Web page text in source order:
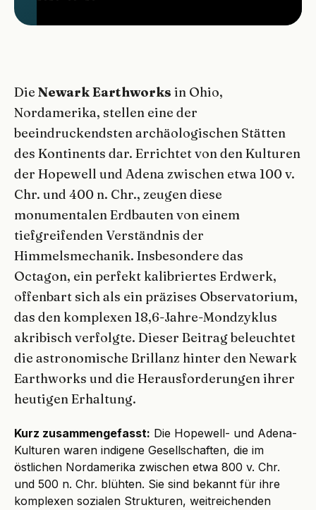
Die Newark Earthworks in Ohio,
Nordamerika, stellen eine der
beeindruckendsten archäologischen Stätten
des Kontinents dar. Errichtet von den Kulturen
der Hopewell und Adena zwischen etwa 100 v.
Chr. und 400 n. Chr., zeugen diese
monumentalen Erdbauten von einem
tiefgreifenden Verständnis der
Himmelsmechanik. Insbesondere das
Octagon, ein perfekt kalibriertes Erdwerk,
offenbart sich als ein präzises Observatorium,
das den komplexen 18,6-Jahre-Mondzyklus
akribisch verfolgte. Dieser Beitrag beleuchtet
die astronomische Brillanz hinter den Newark
Earthworks und die Herausforderungen ihrer
heutigen Erhaltung.
Kurz zusammengefasst: Die Hopewell- und Adena-
Kulturen waren indigene Gesellschaften, die im
östlichen Nordamerika zwischen etwa 800 v. Chr.
und 500 n. Chr. blühten. Sie sind bekannt für ihre
komplexen sozialen Strukturen, weitreichenden